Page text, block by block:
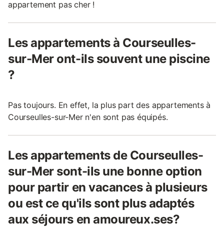
appartement pas cher !
Les appartements à Courseulles-
sur-Mer ont-ils souvent une piscine
?
Pas toujours. En effet, la plus part des appartements à
Courseulles-sur-Mer n'en sont pas équipés.
Les appartements de Courseulles-
sur-Mer sont-ils une bonne option
pour partir en vacances à plusieurs
ou est ce qu'ils sont plus adaptés
aux séjours en amoureux.ses?